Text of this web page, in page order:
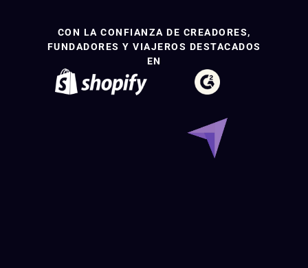
CON LA CONFIANZA DE CREADORES,
FUNDADORES Y VIAJEROS DESTACADOS
EN